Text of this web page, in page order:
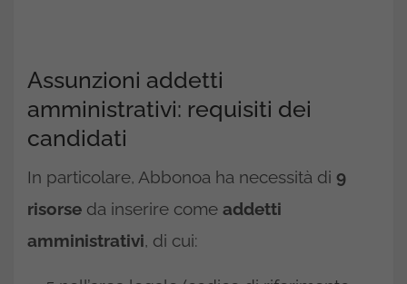
Assunzioni addetti
amministrativi: requisiti dei
candidati
In particolare, Abbonoa ha necessità di 9
risorse da inserire come addetti
amministrativi, di cui: